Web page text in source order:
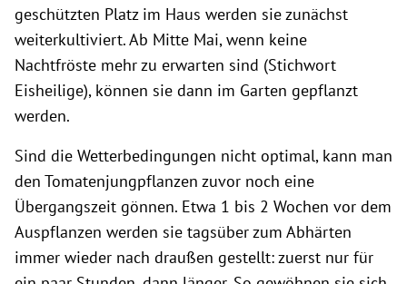
geschützten Platz im Haus werden sie zunächst
weiterkultiviert. Ab Mitte Mai, wenn keine
Nachtfröste mehr zu erwarten sind (Stichwort
Eisheilige), können sie dann im Garten gepflanzt
werden.
Sind die Wetterbedingungen nicht optimal, kann man
den Tomatenjungpflanzen zuvor noch eine
Übergangszeit gönnen. Etwa 1 bis 2 Wochen vor dem
Auspflanzen werden sie tagsüber zum Abhärten
immer wieder nach draußen gestellt: zuerst nur für